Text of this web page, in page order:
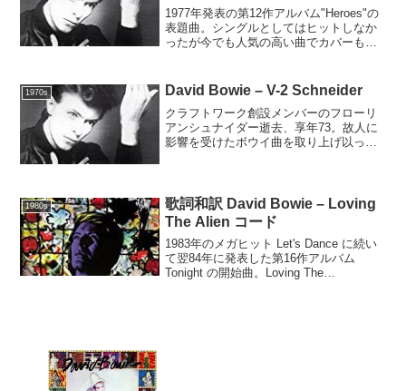
1977年発表の第12作アルバム"Heroes"の
表題曲。シングルとしてはヒットしなか
ったが今でも人気の高い曲でカバーも多
のアルバム版。"Heroes"(David B...
1970s David Bowie – V-2 Schneider
クラフトワーク創設メンバーのフローリ
アンシュナイダー逝去、享年73。故人に
影響を受けたボウイ曲を取り上げ以って
1980s
歌詞和訳 David Bowie – Loving
The Alien コード
1983年のメガヒット Let's Dance に続い
て翌84年に発表した第16作アルバム
Tonight の開始曲。Loving The